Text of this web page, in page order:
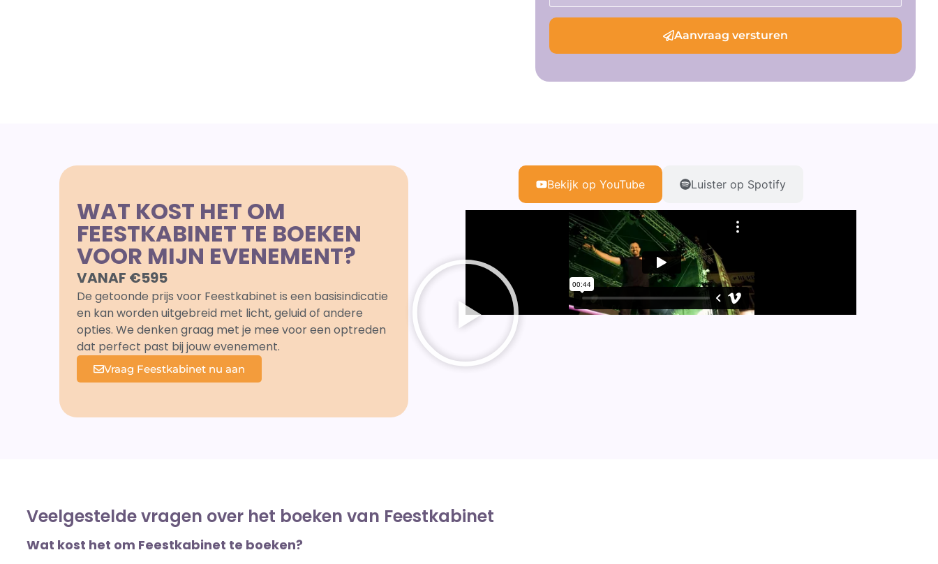
Aanvraag versturen
WAT KOST HET OM
FEESTKABINET TE BOEKEN
VOOR MIJN EVENEMENT?
VANAF €595
De getoonde prijs voor Feestkabinet is een basisindicatie
en kan worden uitgebreid met licht, geluid of andere
opties. We denken graag met je mee voor een optreden
dat perfect past bij jouw evenement.
Vraag Feestkabinet nu aan
Bekijk op YouTube Luister op Spotify
Veelgestelde vragen over het boeken van Feestkabinet
Wat kost het om Feestkabinet te boeken?